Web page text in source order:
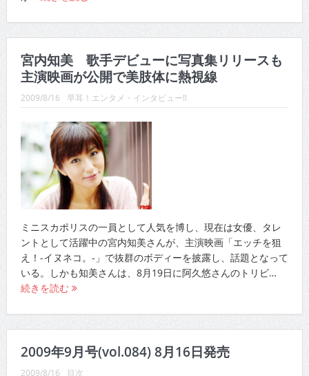
宮内知美 歌手デビューに写真集リリースも
主演映画が公開で美肢体に熱視線
2009/8/16 早耳！エンタメ・インタビュー!!
ミニスカポリスの一員として人気を博し、現在は女優、タレ
ントとして活躍中の宮内知美さんが、主演映画「エッチを狙
え！-イヌネコ。-」で抜群のボディーを披露し、話題となって
いる。しかも知美さんは、8月19日に阿久悠さんのトリビ…
続きを読む
2009年9月号(vol.084) 8月16日発売
2009/8/16 目次